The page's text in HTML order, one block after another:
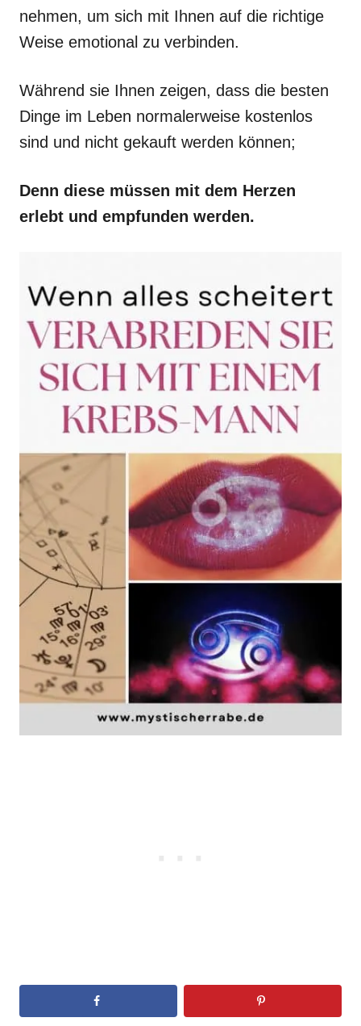
nehmen, um sich mit Ihnen auf die richtige
Weise emotional zu verbinden.
Während sie Ihnen zeigen, dass die besten
Dinge im Leben normalerweise kostenlos
sind und nicht gekauft werden können;
Denn diese müssen mit dem Herzen
erlebt und empfunden werden.